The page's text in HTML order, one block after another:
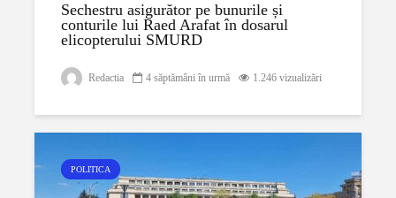
Sechestru asigurător pe bunurile și
conturile lui Raed Arafat în dosarul
elicopterului SMURD
Redactia 4 săptămâni în urmă 1.246 vizualizări
POLITICA